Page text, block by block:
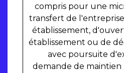
compris pour une
transfert de
établissement,
établissement ou de
avec poursuite
demande de maintien